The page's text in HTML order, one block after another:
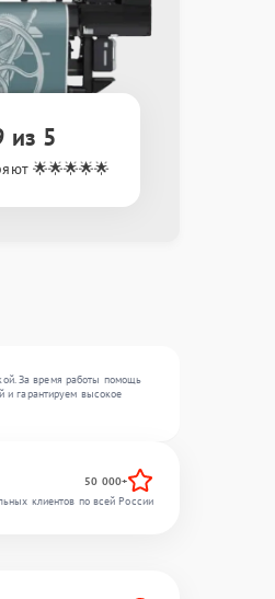
из 5
🌟🌟🌟🌟🌟
За время работы помощь
и гарантируем высокое
50 000+
клиентов по всей России